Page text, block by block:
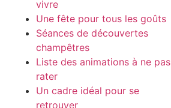
vivre
Une fête pour tous les goûts
Séances de découvertes
champêtres
Liste des animations à ne pas
rater
Un cadre idéal pour se
retrouver